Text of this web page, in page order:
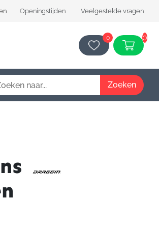
Openingstijden Veelgestelde vragen
0 0